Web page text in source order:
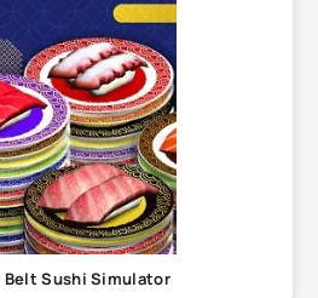
Belt Sushi Simulator